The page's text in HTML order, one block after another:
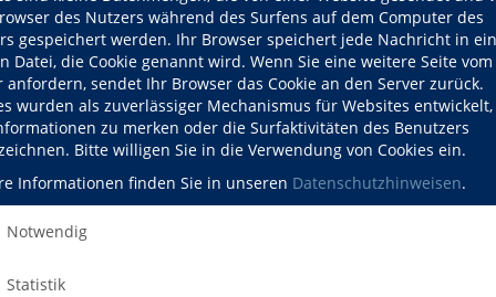
des Nutzers während des Surfens auf dem Computer des
gespeichert werden. Ihr Browser speichert jede Nachricht in
Datei, die Cookie genannt wird. Wenn Sie eine weitere Seite vom
anfordern, sendet Ihr Browser das Cookie an den Server zurück.
wurden als zuverlässiger Mechanismus für Websites
zu merken oder die Surfaktivitäten des Benutzers
Bitte willigen Sie in die Verwendung von Cookies ein.
Informationen finden Sie in unseren Datenschutzhinweisen.
Notwendig
Statistik
Fr., 21.08.2026
Fr., 20.11.2026
Fr., 15.01.2027